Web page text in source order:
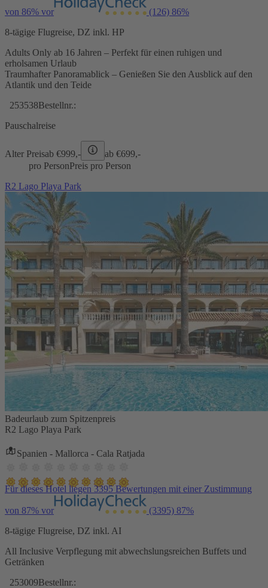
von 86% vor (126) 86%
8-tägige Flugreise, DZ inkl. HP
Adults Only ab 16 Jahren – Perfekt für einen ruhigen und
erholsamen Urlaub
Traumhafter Panoramablick – Genießen Sie den Ausblick auf den
Atlantik und den Teide
253538Bestellnr.:
Pauschalreise
Alter Preisab €999,- ab €699,-
pro PersonPreis pro Person
R2 Lago Playa Park
Badeurlaub zum Spitzenpreis
R2 Lago Playa Park
Spanien - Mallorca - Cala Ratjada
Für dieses Hotel liegen 3395 Bewertungen mit einer Zustimmung
von 87% vor (3395) 87%
8-tägige Flugreise, DZ inkl. AI
All Inclusive Verpflegung mit abwechslungsreichen Buffets und
Getränken
253009Bestellnr.: